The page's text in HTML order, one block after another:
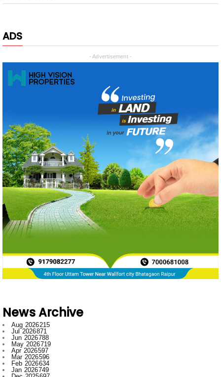
ADS
News Archive
Jun 2026
788
May 2026719
Apr 2026597
Mar 2026596
Feb 2026634
Jan 2026749
Dec 2025697
Nov 2025592
Oct 2025546
Sept 2025662
Aug 2025669